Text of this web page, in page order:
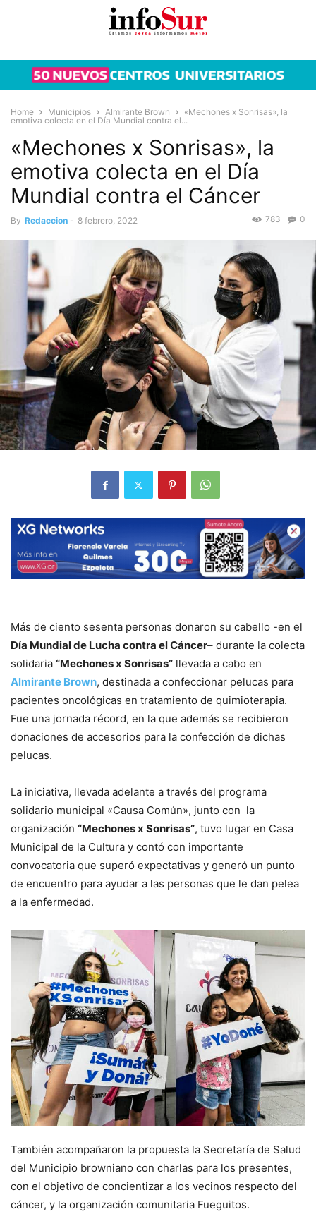
Home Municipios Almirante Brown
«Mechones x Sonrisas», la
emotiva colecta en el Día Mundial contra el...
«Mechones x Sonrisas», la
emotiva colecta en el Día
Mundial contra el Cáncer
By Redaccion - 8 febrero, 2022 0
783
Más de ciento sesenta personas donaron su cabello -en el
Día Mundial de Lucha contra el Cáncer– durante la colecta
solidaria “Mechones x Sonrisas” llevada a cabo en
Almirante Brown, destinada a confeccionar pelucas para
pacientes oncológicas en tratamiento de quimioterapia.
Fue una jornada récord, en la que además se recibieron
donaciones de accesorios para la confección de dichas
pelucas.
La iniciativa, llevada adelante a través del programa
solidario municipal «Causa Común», junto con la
organización “Mechones x Sonrisas”, tuvo lugar en Casa
Municipal de la Cultura y contó con importante
convocatoria que superó expectativas y generó un punto
de encuentro para ayudar a las personas que le dan pelea
a la enfermedad.
También acompañaron la propuesta la Secretaría de Salud
del Municipio browniano con charlas para los presentes,
con el objetivo de concientizar a los vecinos respecto del
cáncer, y la organización comunitaria Fueguitos.